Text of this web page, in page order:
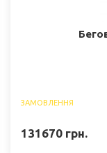
ЗАМОВЛЕННЯ
131670 грн.